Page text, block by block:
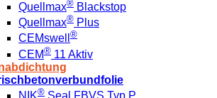
Quellmax® Blackstop
Quellmax® Plus
CEMswell ®
CEM® 11 Aktiv
NIK® Seal FBVS Typ P